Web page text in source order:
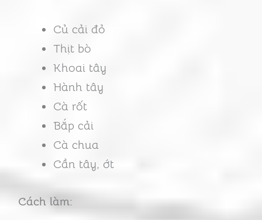
Củ cải đỏ
Thịt bò
Khoai tây
Hành tây
Cà rốt
Bắp cải
Cà chua
Cần tây, ớt
Cách làm: